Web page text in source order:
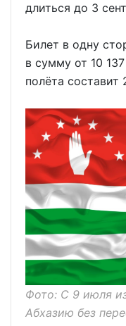
длиться до 3
Билет в одну
в сумму от 10
полёта составит
Фото: С 9 июля
Абхазию без